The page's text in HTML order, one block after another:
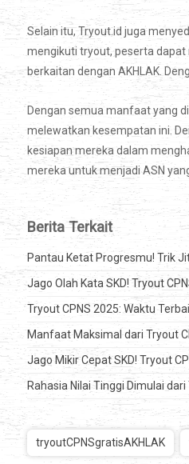
Selain itu, Tryout.id juga
mengikuti tryout, peserta
berkaitan dengan AKHLAK.
Dengan semua manfaat yang
melewatkan kesempatan ini.
kesiapan mereka dalam
mereka untuk menjadi ASN
Berita Terkait
Pantau Ketat Progresmu! Trik
Jago Olah Kata SKD! Tryout
Tryout CPNS 2025: Waktu
Manfaat Maksimal dari Tryout
Jago Mikir Cepat SKD! Tryout
Rahasia Nilai Tinggi Dimulai
tryoutCPNSgratisAKHLAK